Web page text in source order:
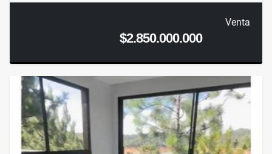
Venta
$2.850.000.000